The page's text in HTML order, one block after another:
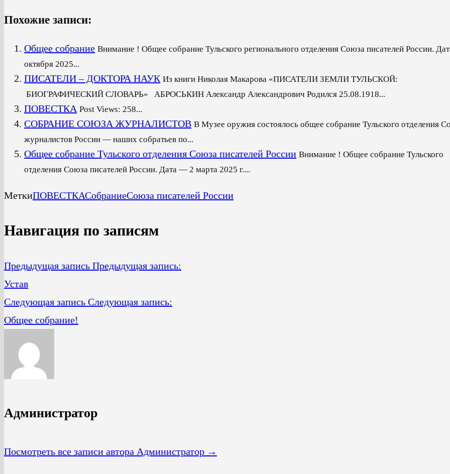
Похожие записи:
Общее собрание Внимание ! Общее собрание Тульского регионального отделения Союза писателей России.
октября 2025...
ПИСАТЕЛИ – ДОКТОРА НАУК Из книги Николая Макарова «ПИСАТЕЛИ ЗЕМЛИ ТУЛЬСКОЙ:
БИОГРАФИЧЕСКИЙ СЛОВАРЬ» АБРОСЬКИН Александр Александрович Родился 25.08.1918...
ПОВЕСТКА Post Views: 258...
CОБРАНИЕ СОЮЗА ЖУРНАЛИСТОВ В Музее оружия состоялось общее собрание Тульского отделения
журналистов России — наших собратьев по...
Общее собрание Тульского отделения Союза писателей России Внимание ! Общее собрание Тульского
отделения Союза писателей России. Дата — 2 марта 2025 г....
МеткиПОВЕСТКАСобраниеСоюза писателей России
Навигация по записям
Предыдущая запись Предыдущая запись:
Устав
Следующая запись Следующая запись:
Общее собрание!
Администратор
Посмотреть все записи автора Администратор →